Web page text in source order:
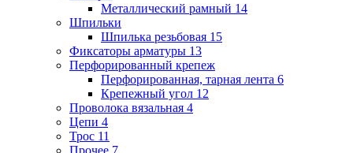
Металлический рамный 14
Шпильки
Шпилька резьбовая 15
Фиксаторы арматуры 13
Перфорированный крепеж
Перфорированная, тарная лента 6
Крепежный угол 12
Проволока вязальная 4
Цепи 4
Трос 11
Прочее 7